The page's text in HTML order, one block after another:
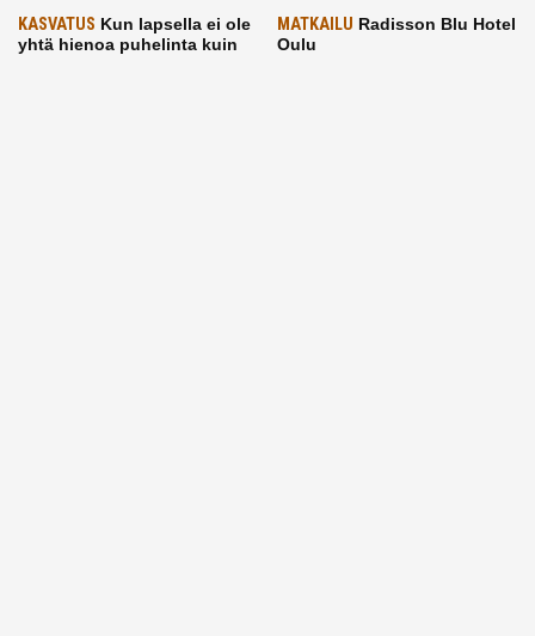
KASVATUS Kun lapsella ei ole
yhtä hienoa puhelinta kuin
MATKAILU Radisson Blu Hotel
Oulu